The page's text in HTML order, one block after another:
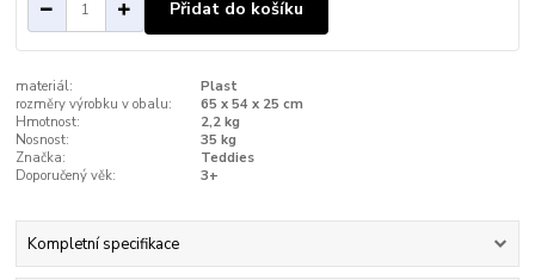
Přidat do košíku
materiál:
Plast
rozměry výrobku v obalu:
65 x 54 x 25 cm
Hmotnost:
2,2 kg
Nosnost:
35 kg
Značka:
Teddies
Doporučený věk:
3+
Kompletní specifikace